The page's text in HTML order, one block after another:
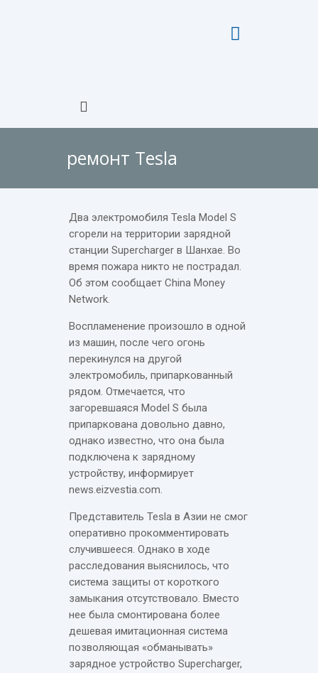
ремонт Tesla
Два электромобиля Tesla Model S
сгорели на территории зарядной
станции Supercharger в Шанхае. Во
время пожара никто не пострадал.
Об этом сообщает Сhina Money
Network.
Воспламенение произошло в одной
из машин, после чего огонь
перекинулся на другой
электромобиль, припаркованный
рядом. Отмечается, что
загоревшаяся Model S была
припаркована довольно давно,
однако известно, что она была
подключена к зарядному
устройству, информирует
news.eizvestia.com.
Представитель Tesla в Азии не смог
оперативно прокомментировать
случившееся. Однако в ходе
расследования выяснилось, что
система защиты от короткого
замыкания отсутствовало. Вместо
нее была смонтирована более
дешевая имитационная система
позволяющая «обманывать»
зарядное устройство Supercharger,